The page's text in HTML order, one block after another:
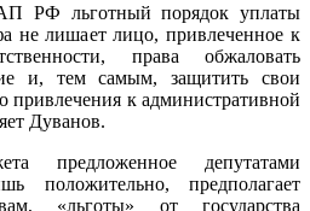
РФ льготный порядок уплаты
не лишает лицо, привлеченное к
права обжаловать
и, тем самым, защитить свои
привлечения к административной
Дуванов.
предложенное депутатами
положительно, предполагает
«льготы» от государства